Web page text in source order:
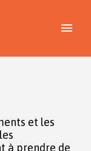
et les
à prendre de